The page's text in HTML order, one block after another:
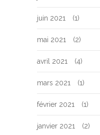
juin 2021 (1)
mai 2021 (2)
avril 2021 (4)
mars 2021 (1)
février 2021 (1)
janvier 2021 (2)